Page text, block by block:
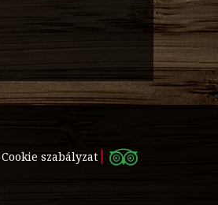
Cookie szabályzat